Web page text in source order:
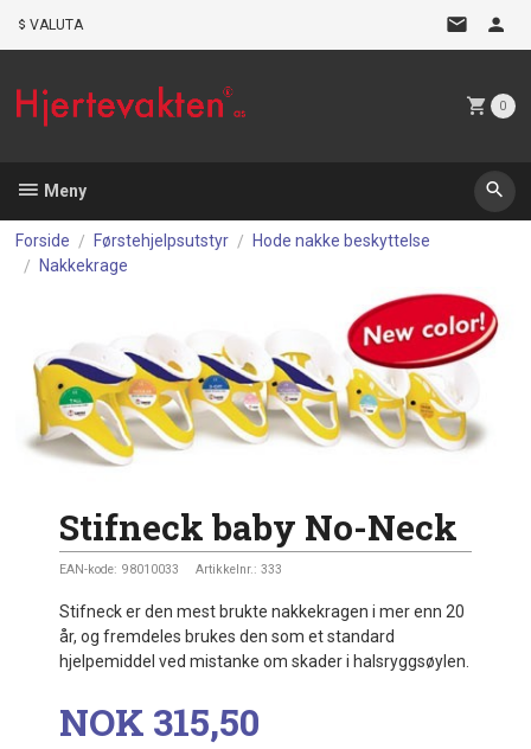
VALUTA
0
Meny
Forside Førstehjelpsutstyr
Hode nakke beskyttelse
Nakkekrage
Stifneck baby No-Neck
EAN-kode: 98010033 Artikkelnr.: 333
Stifneck er den mest brukte nakkekragen i mer enn 20
år, og fremdeles brukes den som et standard
hjelpemiddel ved mistanke om skader i halsryggsøylen.
Pris
NOK 315,50